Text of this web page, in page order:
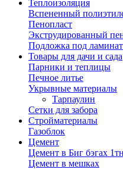
Теплоизоляция
Вспененный
Пенопласт
Экструдированный
Подложка под ламинат
Товары для дачи и сада
Парники и теплицы
Печное литье
Укрывные материалы
Тарпаулин
Сетки для забора
Стройматериалы
Газоблок
Цемент
Цемент в Биг бэгах
Цемент в мешках